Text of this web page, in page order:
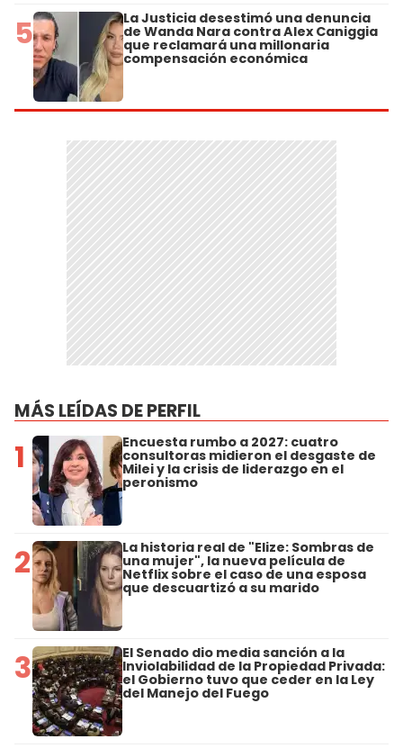
5 La Justicia desestimó una denuncia
de Wanda Nara contra Alex Caniggia
que reclamará una millonaria
compensación económica
MÁS LEÍDAS DE PERFIL
1 Encuesta rumbo a 2027: cuatro
consultoras midieron el desgaste de
Milei y la crisis de liderazgo en el
peronismo
2 La historia real de "Elize: Sombras de
una mujer", la nueva película de
Netflix sobre el caso de una esposa
que descuartizó a su marido
3 El Senado dio media sanción a la
Inviolabilidad de la Propiedad Privada:
el Gobierno tuvo que ceder en la Ley
del Manejo del Fuego